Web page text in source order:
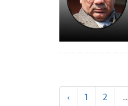
‹ 1 2 ...